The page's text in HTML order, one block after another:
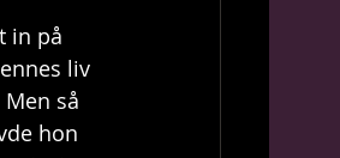
in på
liv
så
hon